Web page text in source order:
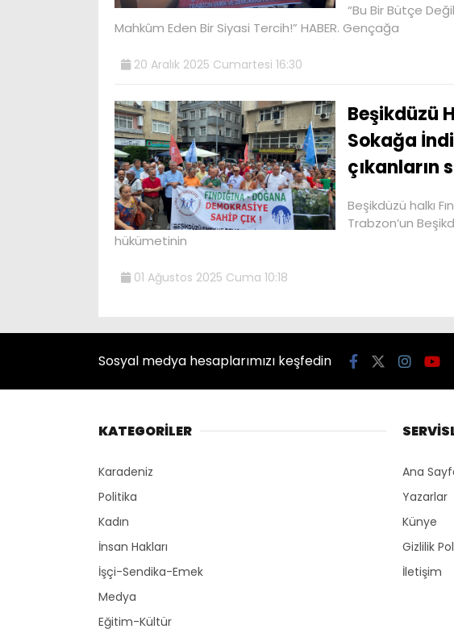
“Bu Bir Bütçe
Mahkûm Eden Bir Siyasi Tercih!” HABER. Gençağa
20 Aralık 2025 Cumartesi 16:30
Beşikdüzü
Sokağa
çıkanların
Beşikdüzü halkı
Trabzon’un
hükümetinin
01 Ağustos 2025 Cuma 10:18
Sosyal medya hesaplarımızı keşfedin
KATEGORİLER
Karadeniz
Politika
Kadın
İnsan Hakları
İşçi-Sendika-Emek
Medya
Eğitim-Kültür
Ana
Yazarlar
Künye
Gizlilik
İletişim